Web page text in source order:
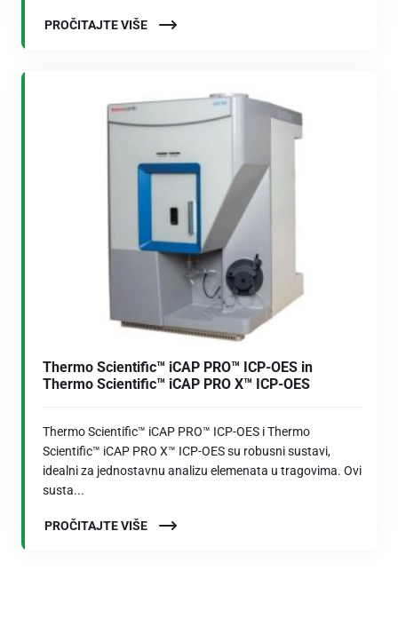
PROČITAJTE VIŠE
Thermo Scientific™ iCAP PRO™ ICP-OES in
Thermo Scientific™ iCAP PRO X™ ICP-OES
Thermo Scientific™ iCAP PRO™ ICP-OES i Thermo
Scientific™ iCAP PRO X™ ICP-OES su robusni sustavi,
idealni za jednostavnu analizu elemenata u tragovima. Ovi
susta...
PROČITAJTE VIŠE